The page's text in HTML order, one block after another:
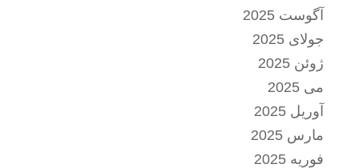
آگوست 2025
جولای 2025
ژوئن 2025
می 2025
آوریل 2025
مارس 2025
فوریه 2025